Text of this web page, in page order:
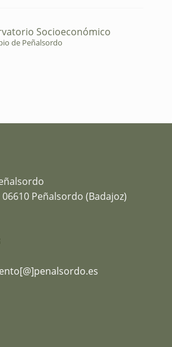
Socioeconómico
de Peñalsordo
06610 Peñalsordo (Badajoz)